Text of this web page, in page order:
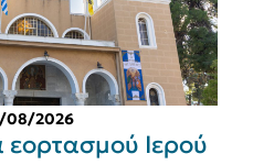
Ιερού